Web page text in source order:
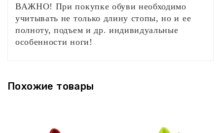
ВАЖНО! При покупке обуви необходимо
учитывать не только длину стопы, но и ее
полноту, подъем и др. индивидуальные
особенности ноги!
Похожие товары